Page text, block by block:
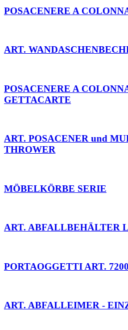
POSACENERE A
ART.
POSACENERE A
GETTACARTE
ART. POSACENER und
THROWER
MÖBELKÖRBE SERIE
ART. ABFALLBEHÄLTER
PORTAOGGETTI ART.
ART. ABFALLEIMER -